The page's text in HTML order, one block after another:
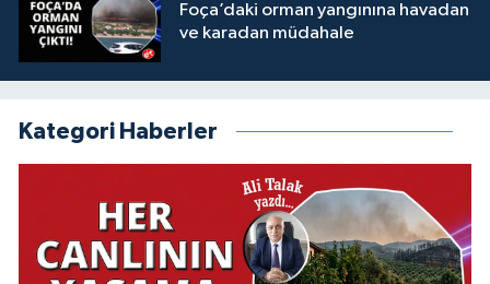
Foça’daki orman yangınına havadan
ve karadan müdahale
Kategori Haberler